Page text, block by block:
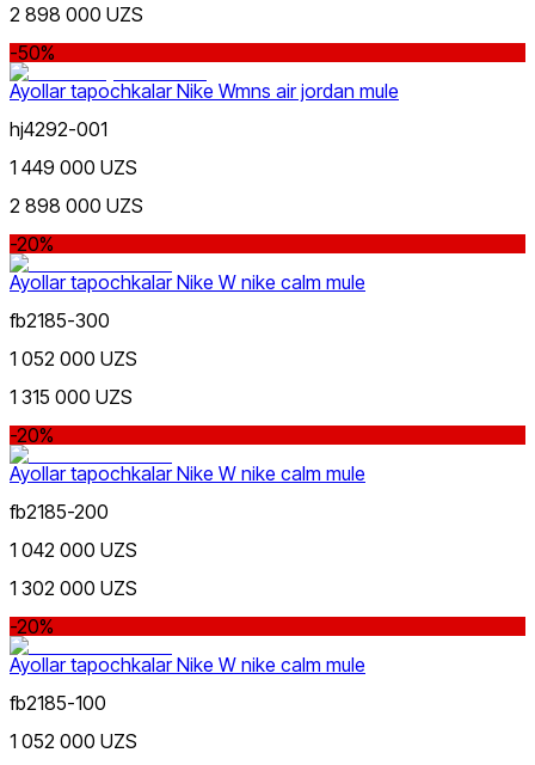
2 898 000 UZS
-50%
Ayollar tapochkalar Nike Wmns air jordan mule
hj4292-001
1 449 000 UZS
2 898 000 UZS
-20%
Ayollar tapochkalar Nike W nike calm mule
fb2185-300
1 052 000 UZS
1 315 000 UZS
-20%
Ayollar tapochkalar Nike W nike calm mule
fb2185-200
1 042 000 UZS
1 302 000 UZS
-20%
Ayollar tapochkalar Nike W nike calm mule
fb2185-100
1 052 000 UZS